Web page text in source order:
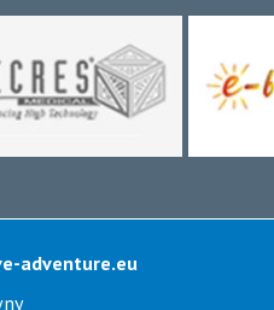
adventure.eu